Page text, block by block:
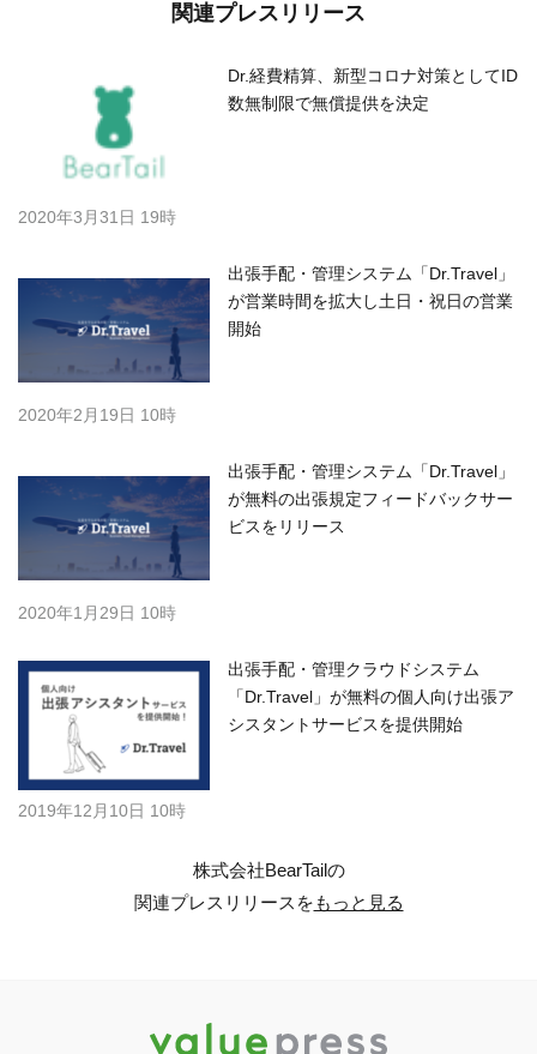
関連プレスリリース
Dr.経費精算、新型コロナ対策としてID
数無制限で無償提供を決定
2020年3月31日 19時
出張手配・管理システム「Dr.Travel」
が営業時間を拡大し土日・祝日の営業
開始
2020年2月19日 10時
出張手配・管理システム「Dr.Travel」
が無料の出張規定フィードバックサー
ビスをリリース
2020年1月29日 10時
出張手配・管理クラウドシステム
「Dr.Travel」が無料の個人向け出張ア
シスタントサービスを提供開始
2019年12月10日 10時
株式会社BearTailの
関連プレスリリースをもっと見る